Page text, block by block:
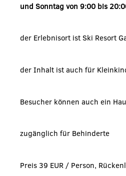
und Sonntag von 9:00 bis
der Erlebnisort ist Ski Resort
der Inhalt ist auch für
Besucher können auch ein
zugänglich für Behinderte
Preis 39 EUR / Person,